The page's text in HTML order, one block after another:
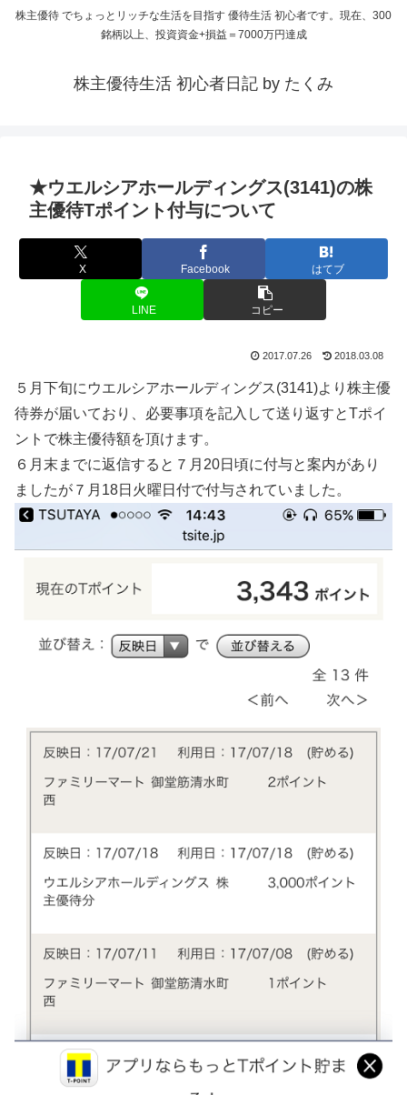
株主優待 でちょっとリッチな生活を目指す 優待生活 初心者です。現在、300
銘柄以上、投資資金+損益＝7000万円達成
株主優待生活 初心者日記 by たくみ
★ウエルシアホールディングス(3141)の株
主優待Tポイント付与について
X Facebook はてブ
LINE コピー
2017.07.26 2018.03.08
５月下旬にウエルシアホールディングス(3141)より株主優
待券が届いており、必要事項を記入して送り返すとTポイ
ントで株主優待額を頂けます。
６月末までに返信すると７月20日頃に付与と案内があり
ましたが７月18日火曜日付で付与されていました。